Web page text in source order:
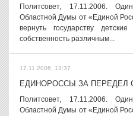
Политсовет, 17.11.2006.
Областной Думы от «Единой
вернуть государству
собственность различным...
17.11.2006, 13:37
ЕДИНОРОССЫ ЗА ПЕРЕДЕЛ
Политсовет, 17.11.2006.
Областной Думы от «Единой